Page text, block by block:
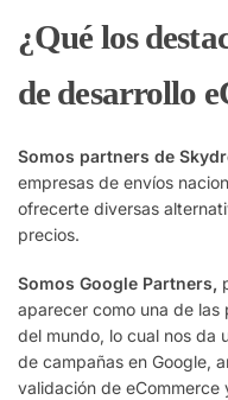
¿Qué los
de desarrollo
Somos partners de
empresas de envíos
ofrecerte diversas
precios.
Somos Google Partners,
aparecer como una de las
del mundo, lo cual nos da
de campañas en Google,
validación de